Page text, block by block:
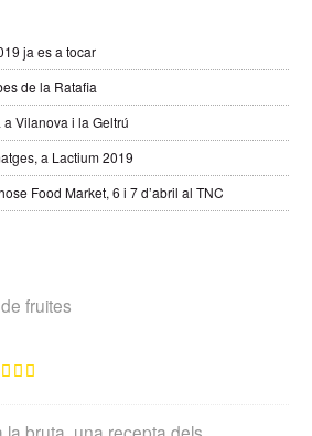
ja es a tocar
de la Ratafia
Vilanova i la Geltrú
a Lactium 2019
Food Market, 6 i 7 d’abril al TNC
fruites